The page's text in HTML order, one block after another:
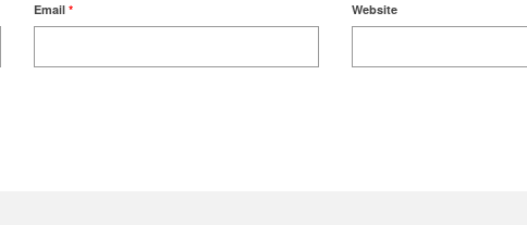
Email * Website